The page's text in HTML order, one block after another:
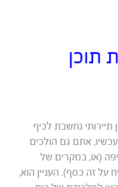
תוכן
נחשבת לכיף
אתם גם הולכים
(או, במקרים של
על זה כסף). העניין הוא,